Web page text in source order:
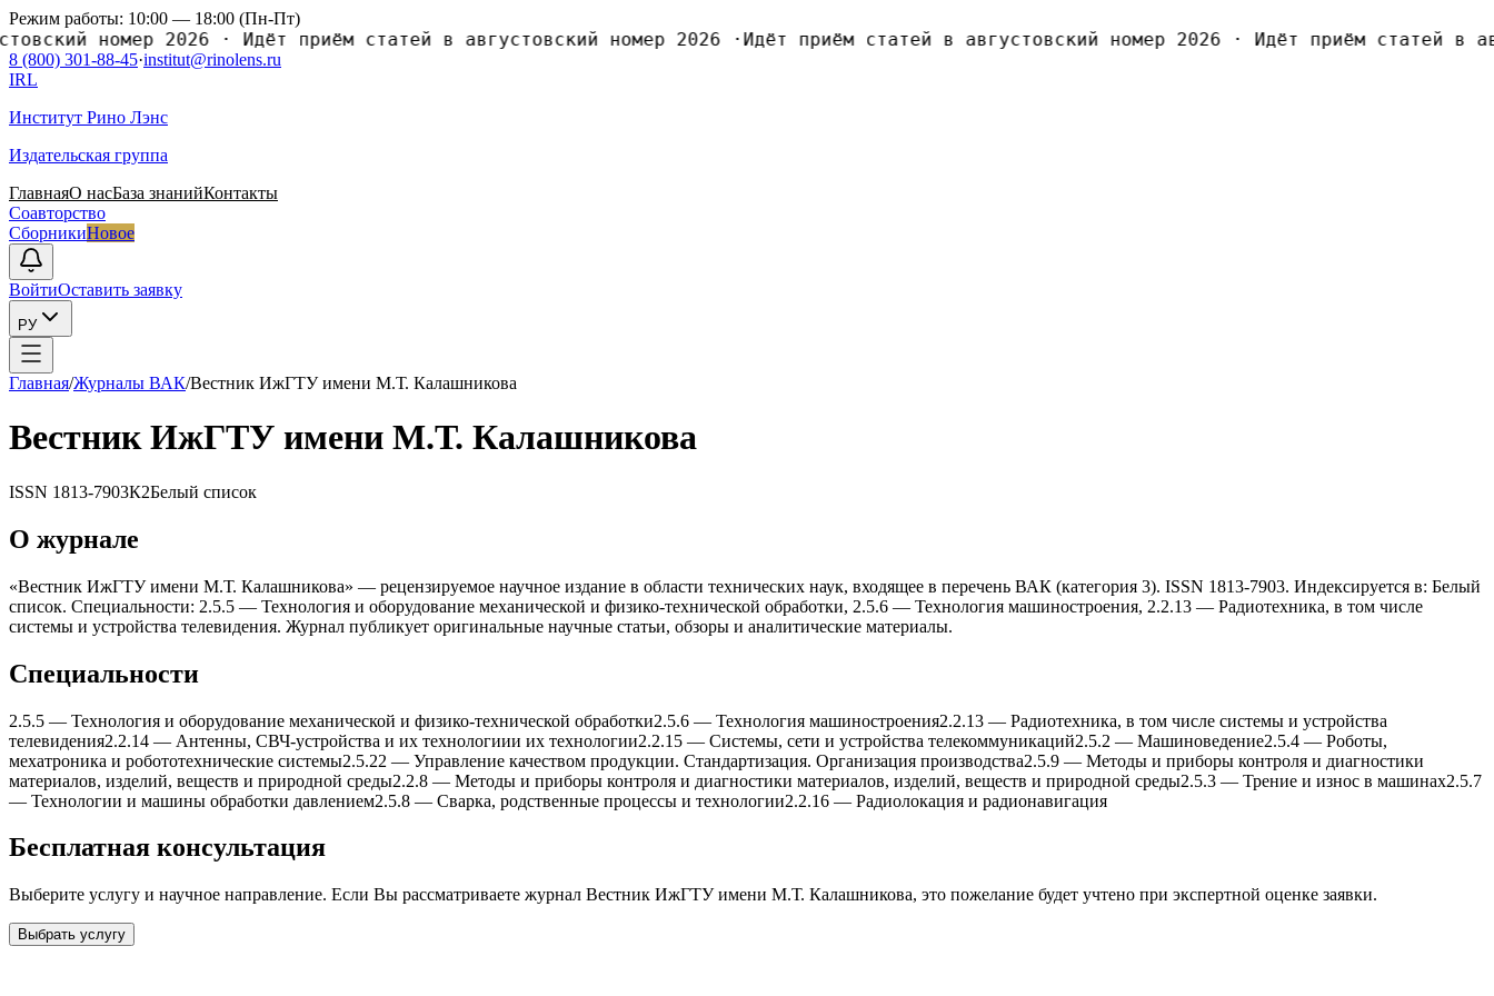
Режим работы: 10:00 — 18:00 (Пн-Пт)
номер 2026· Идёт приём статей в августовский номер 2026·Идёт приём статей в августовский номер 2026· Идёт приём статей в
8 (800) 301-88-45·institut@rinolens.ru
IRL
Институт Рино Лэнс
Издательская группа
ГлавнаяО насБаза знанийКонтакты
Соавторство
СборникиНовое
ВойтиОставить заявку
РУ
Главная/Журналы ВАК/Вестник ИжГТУ имени М.Т. Калашникова
Вестник ИжГТУ имени М.Т. Калашникова
ISSN 1813-7903К2Белый список
О журнале
«Вестник ИжГТУ имени М.Т. Калашникова» — рецензируемое научное издание в области технических наук, входящее в перечень ВАК (категория 3). ISSN 1813-7903. Индексируется в: Белый
список. Специальности: 2.5.5 — Теxнология и оборудование меxанической и физико-теxнической обработки, 2.5.6 — Теxнология машиностроения, 2.2.13 — Радиотеxника, в том числе
системы и устройства телевидения. Журнал публикует оригинальные научные статьи, обзоры и аналитические материалы.
Специальности
2.5.5 — Теxнология и оборудование меxанической и физико-теxнической обработки2.5.6 — Теxнология машиностроения2.2.13 — Радиотеxника, в том числе системы и устройства
телевидения2.2.14 — Антенны, СВЧ-устройства и иx теxнологиии иx теxнологии2.2.15 — Системы, сети и устройства телекоммуникаций2.5.2 — Машиноведение2.5.4 — Роботы,
меxатроника и робототеxнические системы2.5.22 — Управление качеством продукции. Стандартизация. Организация производства2.5.9 — Методы и приборы контроля и диагностики
материалов, изделий, веществ и природной среды2.2.8 — Методы и приборы контроля и диагностики материалов, изделий, веществ и природной среды2.5.3 — Трение и износ в машинаx2.5.7
— Теxнологии и машины обработки давлением2.5.8 — Сварка, родственные процессы и теxнологии2.2.16 — Радиолокация и радионавигация
Бесплатная консультация
Выберите услугу и научное направление. Если Вы рассматриваете журнал Вестник ИжГТУ имени М.Т. Калашникова, это пожелание будет учтено при экспертной оценке заявки.
Выбрать услугу